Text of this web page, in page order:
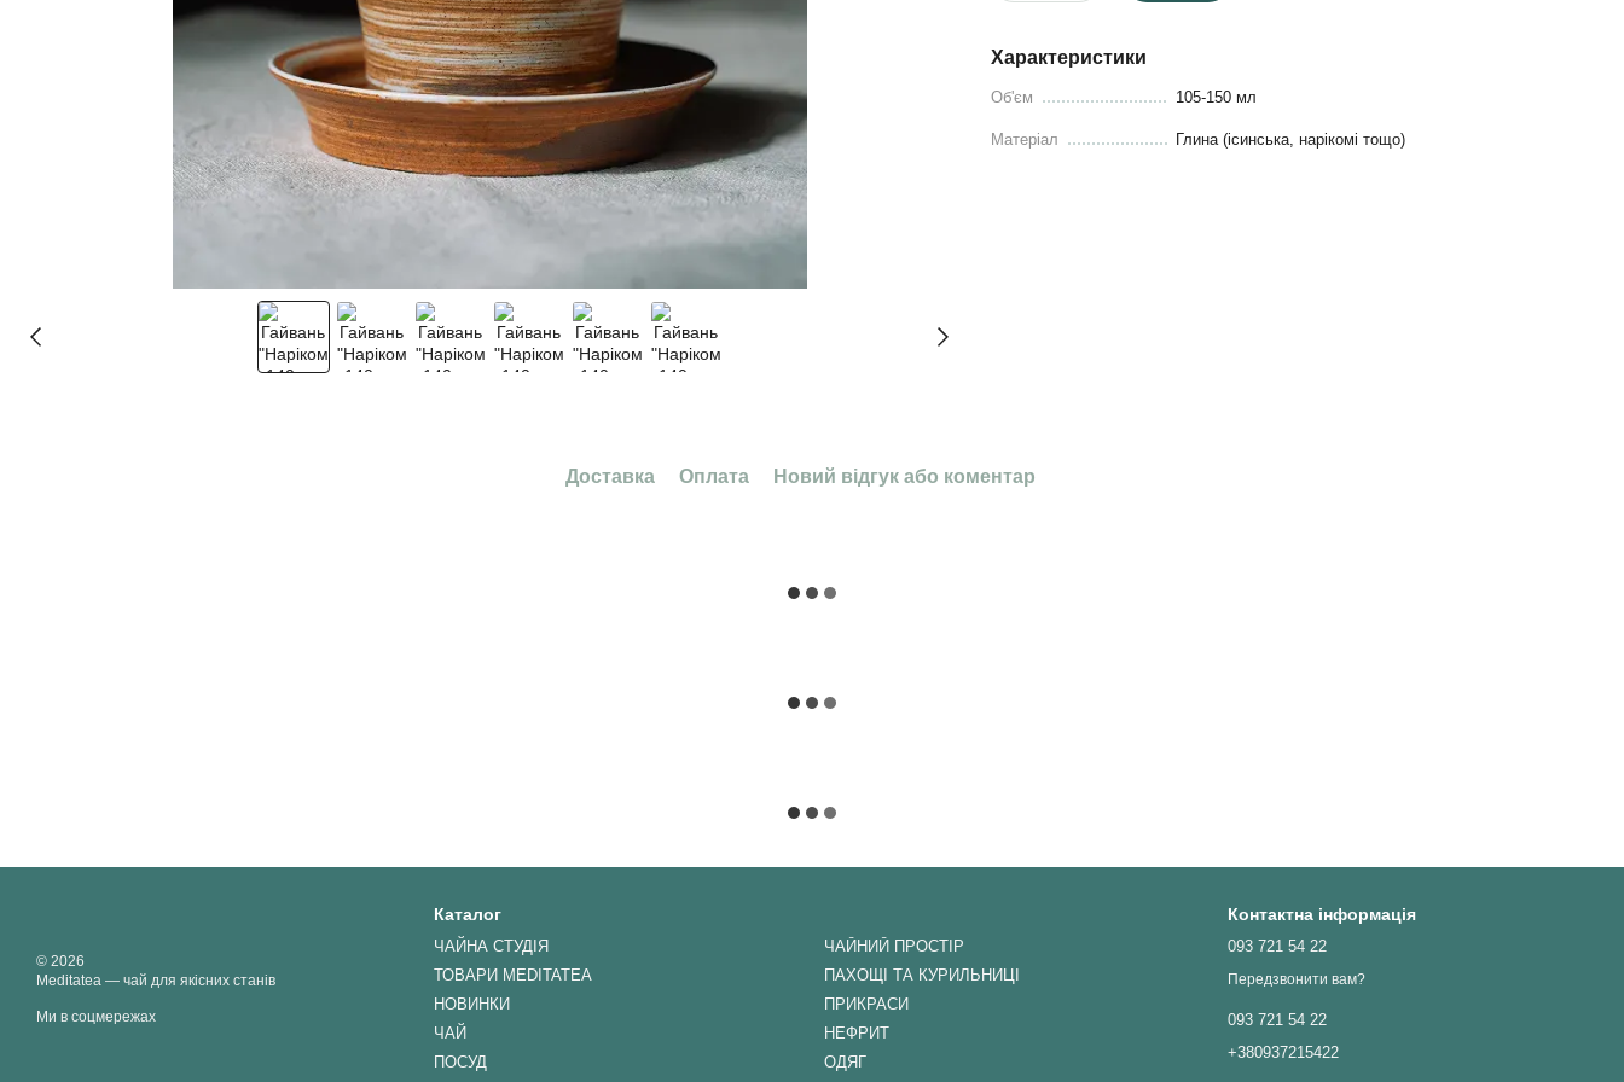
Характеристики
Об'єм 105-150 мл
Матеріал Глина (ісинська, нарікомі тощо)
Доставка Оплата Новий відгук або коментар
© 2026
Meditatea — чай для якісних станів
Ми в соцмережах
Каталог
ЧАЙНА СТУДІЯ
ТОВАРИ MEDITATEA
НОВИНКИ
ЧАЙ
ПОСУД
ЧАЙНИЙ ПРОСТІР
ПАХОЩІ ТА КУРИЛЬНИЦІ
ПРИКРАСИ
НЕФРИТ
ОДЯГ
Контактна інформація
093 721 54 22
Передзвонити вам?
093 721 54 22
+380937215422